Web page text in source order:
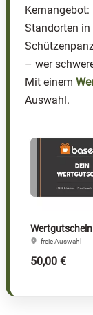
Kernangebot:
Standorten
– wer
Mit einem
Auswahl.
freie Auswahl
50,00 €